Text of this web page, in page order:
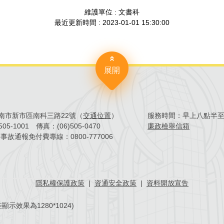
維護單位 : 文書科
最近更新時間 : 2023-01-01 15:30:00
展開
市新市區南科三路22號（交通位置）
1001 傳真： (06)505-0470
故通報免付費專線： 0800-777006
服務時間：早上八點半
廉政檢舉信箱
隱私權保護政策 | 資通安全政策 | 資料開放宣告
顯示效果為1280*1024)